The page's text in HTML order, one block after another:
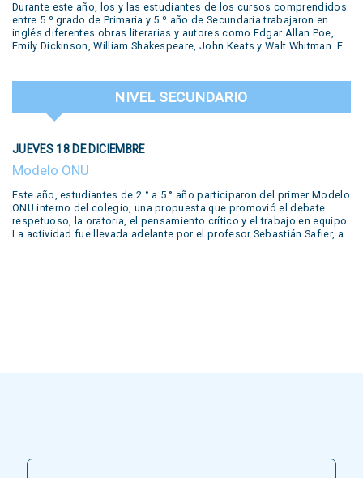
Durante este año, los y las estudiantes de los cursos comprendidos
entre 5.º grado de Primaria y 5.º año de Secundaria trabajaron en
inglés diferentes obras literarias y autores como Edgar Allan Poe,
Emily Dickinson, William Shakespeare, John Keats y Walt Whitman. En
Polo Creativo, lecturas de poemas, podcasts, salas de escape y
hasta un juicio en vivo. Todas estas propuestas formaron parte del
trabajo y la creatividad de nuestros alumnos. Una experiencia que
puso en valor el aprendizaje del inglés a través del arte, la literatura y
de nuestros estudiantes. Literary Concert This year, students from
5th grades from primary school up to 5th year from secondary have
worked in our year-long workshop with different literary productions
by famous writers such as Edgar Allan Poe, Emily Dickinson, William
Shakespeare, John Keats and Walt Whitman. Several productions
prepared by the students during the year were shown in our concert:
live performances of short plays, reading of poems, podcasts,
escape rooms, trailers and even a live trial. Many of these were
NIVEL SECUNDARIO
JUEVES 18 DE DICIEMBRE
Modelo ONU
Este año, estudiantes de 2.° a 5.° año participaron del primer Modelo
ONU interno del colegio, una propuesta que promovió el debate
respetuoso, la oratoria, el pensamiento crítico y el trabajo en equipo.
La actividad fue llevada adelante por el profesor Sebastián Safier, a